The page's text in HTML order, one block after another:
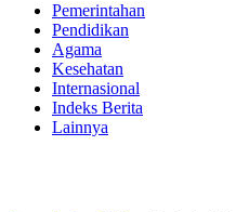
Pemerintahan
Pendidikan
Agama
Kesehatan
Internasional
Indeks Berita
Lainnya